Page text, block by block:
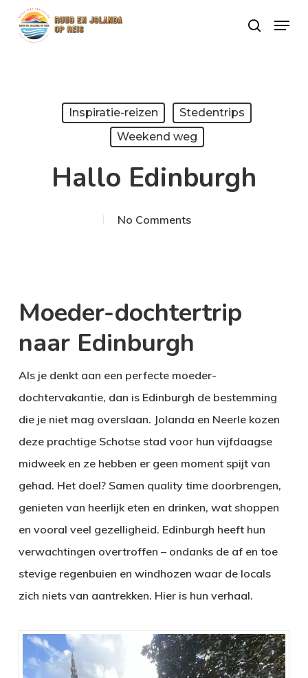
Skip
search
Menu
Inspiratie-reizen
Stedentrips
Weekend weg
Hallo Edinburgh
No Comments
Moeder-dochtertrip
naar Edinburgh
Als je denkt aan een perfecte moeder-
dochtervakantie, dan is Edinburgh de bestemming
die je niet mag overslaan. Jolanda en Neerle kozen
deze prachtige Schotse stad voor hun vijfdaagse
midweek en ze hebben er geen moment spijt van
gehad. Het doel? Samen quality time doorbrengen,
genieten van heerlijk eten en drinken, wat shoppen
en vooral veel gezelligheid. Edinburgh heeft hun
verwachtingen overtroffen – ondanks de af en toe
stevige regenbuien en windhozen waar de locals
zich niets van aantrekken. Hier is hun verhaal.